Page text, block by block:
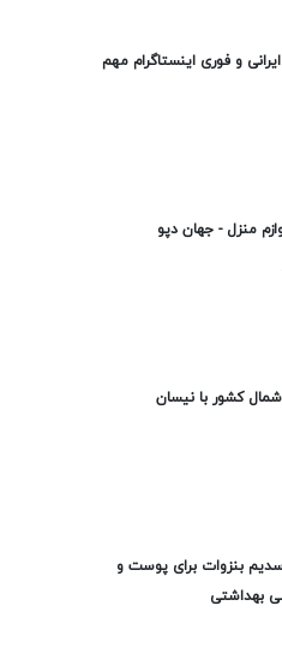
و فوری اینستاگرام مهم
منزل - جهان دپو
کشور با نیسان
بنزوات برای پوست و
بهداشتی